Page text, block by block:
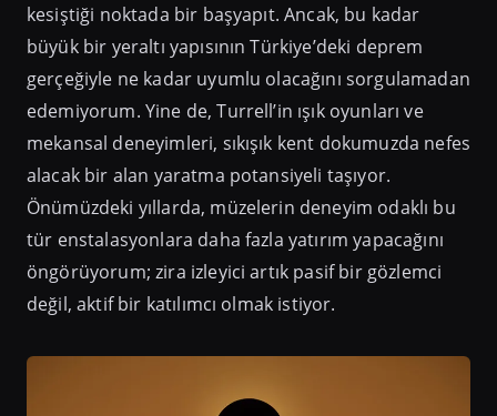
kesiştiği noktada bir başyapıt. Ancak, bu kadar
büyük bir yeraltı yapısının Türkiye’deki deprem
gerçeğiyle ne kadar uyumlu olacağını sorgulamadan
edemiyorum. Yine de, Turrell’in ışık oyunları ve
mekansal deneyimleri, sıkışık kent dokumuzda nefes
alacak bir alan yaratma potansiyeli taşıyor.
Önümüzdeki yıllarda, müzelerin deneyim odaklı bu
tür enstalasyonlara daha fazla yatırım yapacağını
öngörüyorum; zira izleyici artık pasif bir gözlemci
değil, aktif bir katılımcı olmak istiyor.